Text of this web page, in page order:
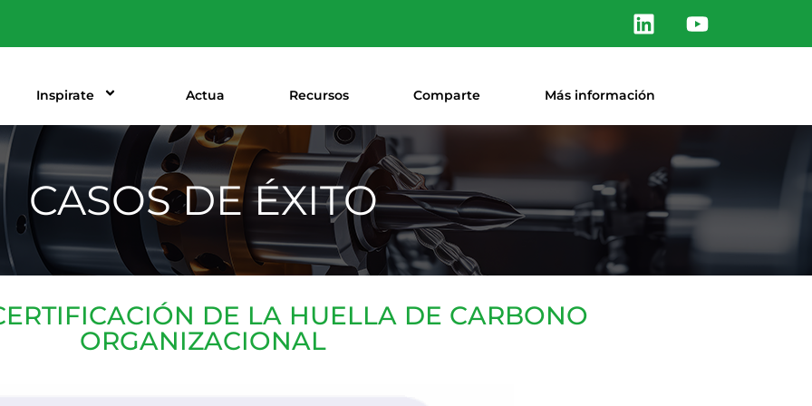
Inspirate Actua Recursos Comparte Más información
CASOS DE ÉXITO
DE LA HUELLA DE CARBONO
ORGANIZACIONAL